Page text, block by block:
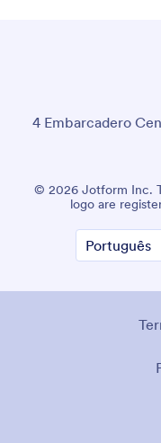
4 Embarcadero
© 2026 Jotform Inc.
logo are